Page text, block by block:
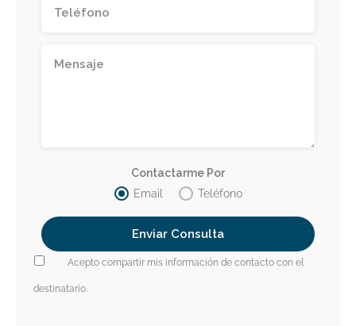
Contactarme Por
Email
Teléfono
Acepto compartir mis información de contacto con el
destinatario.